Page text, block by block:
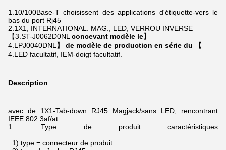
1.10/100Base-Tchoisissent des applications d'étiquette-vers le
bas du port Rj45
2.1X1, INTERNATIONAL. MAG., LED, VERROU INVERSE
【3.ST-J0062D0NL concevant modèle le】
4.LPJ0040DNL 】 de modèle de production en série du 【
4.LED facultatif, IEM-doigt facultatif.
Description
avec de 1X1-Tab-down RJ45 Magjack/sans LED, rencontrant
IEEE 802.3af/at
1.Type de produit caractéristiques
:
1) type = connecteur de produit